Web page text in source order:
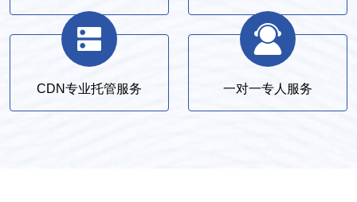
CDN专业托管服务 一对一专人服务